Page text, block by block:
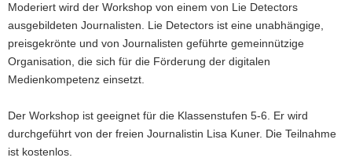
Moderiert wird der Workshop von einem von Lie Detectors
ausgebildeten Journalisten. Lie Detectors ist eine unabhängige,
preisgekrönte und von Journalisten geführte gemeinnützige
Organisation, die sich für die Förderung der digitalen
Medienkompetenz einsetzt.
Der Workshop ist geeignet für die Klassenstufen 5-6. Er wird
durchgeführt von der freien Journalistin Lisa Kuner. Die Teilnahme
ist kostenlos.